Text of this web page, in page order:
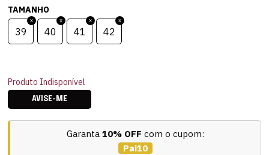
TAMANHO
39 40 41 42
Produto Indisponível
AVISE-ME
Garanta 10% OFF com o cupom:
Pai10